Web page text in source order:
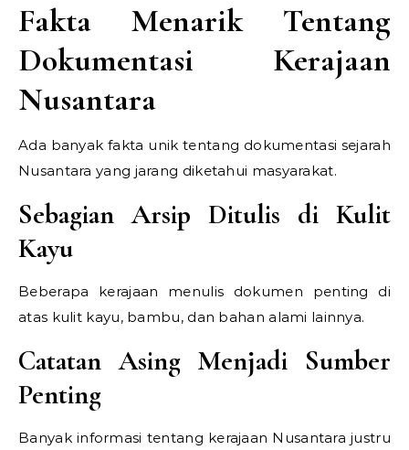
Fakta Menarik Tentang
Dokumentasi Kerajaan
Nusantara
Ada banyak fakta unik tentang dokumentasi sejarah
Nusantara yang jarang diketahui masyarakat.
Sebagian Arsip Ditulis di Kulit
Kayu
Beberapa kerajaan menulis dokumen penting di
atas kulit kayu, bambu, dan bahan alami lainnya.
Catatan Asing Menjadi Sumber
Penting
Banyak informasi tentang kerajaan Nusantara justru